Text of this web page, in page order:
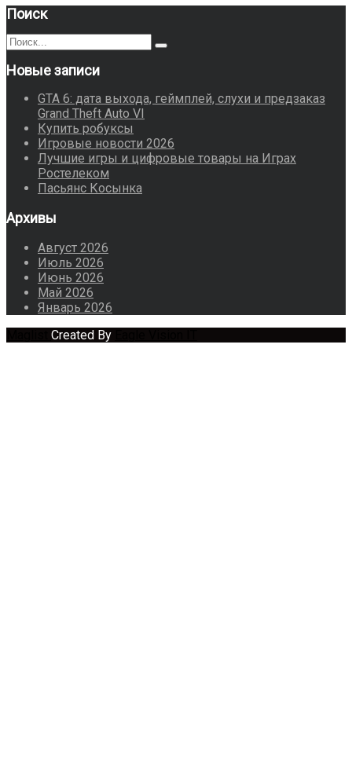
Поиск
Поиск
Поиск
Новые записи
GTA 6: дата выхода, геймплей, слухи и предзаказ
Grand Theft Auto VI
Купить робуксы
Игровые новости 2026
Лучшие игры и цифровые товары на Играх
Ростелеком
Пасьянс Косынка
Архивы
Август 2026
Июль 2026
Июнь 2026
Май 2026
Январь 2026
Created By